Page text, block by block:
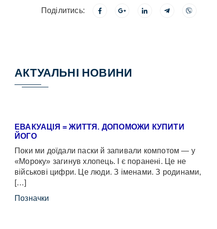
Поділитись:
АКТУАЛЬНІ НОВИНИ
ЕВАКУАЦІЯ = ЖИТТЯ. ДОПОМОЖИ КУПИТИ
ЙОГО
Поки ми доїдали паски й запивали компотом — у
«Мороку» загинув хлопець. І є поранені. Це не
військові цифри. Це люди. З іменами. З родинами,
[…]
Позначки